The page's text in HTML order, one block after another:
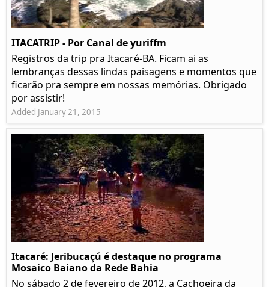
ITACATRIP - Por Canal de yuriffm
Registros da trip pra Itacaré-BA. Ficam ai as
lembranças dessas lindas paisagens e momentos que
ficarão pra sempre em nossas memórias. Obrigado
por assistir!
Added January 21, 2015
Itacaré: Jeribucaçú é destaque no programa
Mosaico Baiano da Rede Bahia
No sábado 2 de fevereiro de 2012, a Cachoeira da